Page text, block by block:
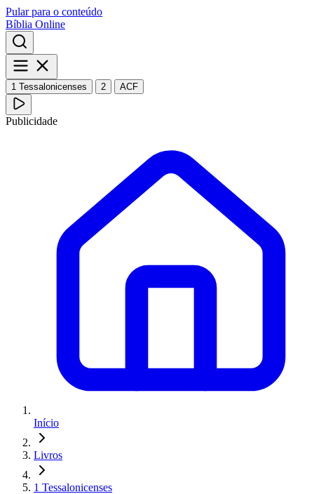
Pular para o conteúdo
Bíblia Online
1 Tessalonicenses 2 ACF
Publicidade
Início
Livros
1 Tessalonicenses